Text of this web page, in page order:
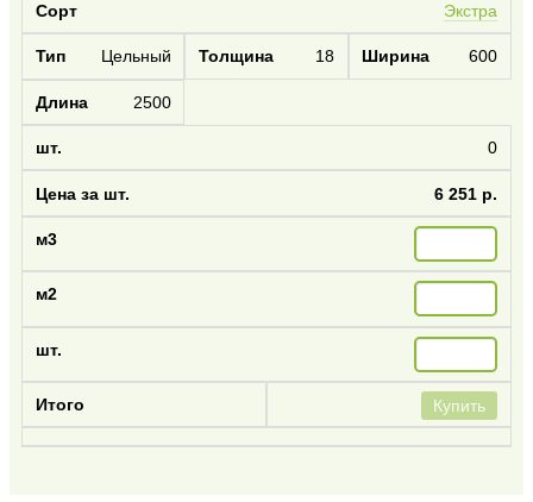
Экстра
Цельный 18 600
2500
0
6 251 р.
Купить